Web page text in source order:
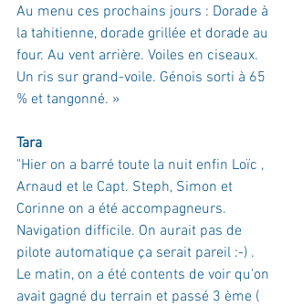
Au menu ces prochains jours : Dorade à
la tahitienne, dorade grillée et dorade au
four. Au vent arrière. Voiles en ciseaux.
Un ris sur grand-voile. Génois sorti à 65
% et tangonné. »
Tara
"Hier on a barré toute la nuit enfin Loïc ,
Arnaud et le Capt. Steph, Simon et
Corinne on a été accompagneurs.
Navigation difficile. On aurait pas de
pilote automatique ça serait pareil :-) .
Le matin, on a été contents de voir qu'on
avait gagné du terrain et passé 3 ème (